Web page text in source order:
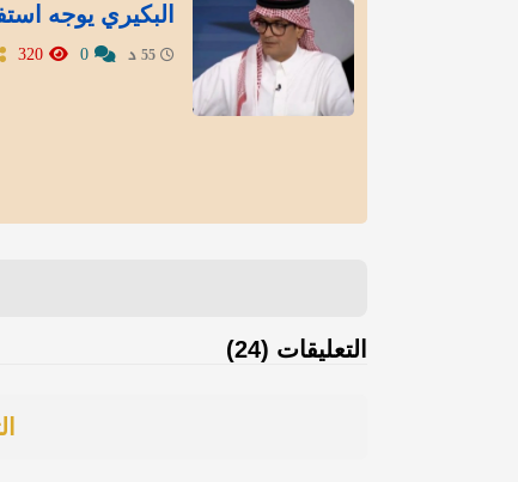
البكيري يوجه
التعليقات (24)